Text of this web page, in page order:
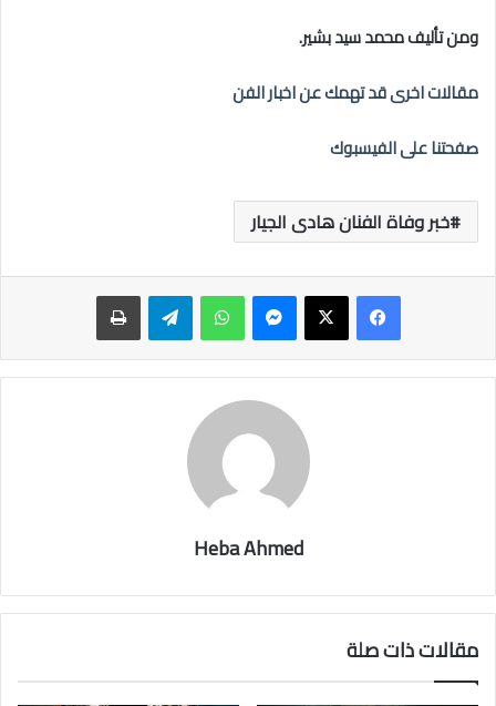
ومن تأليف محمد سيد بشير.
مقالات اخرى قد تهمك عن اخبار الفن
صفحتنا على الفيسبوك
خبر وفاة الفنان هادى الجيار
ماسنجر واتساب تيلقرام طباعة
Heba Ahmed
مقالات ذات صلة